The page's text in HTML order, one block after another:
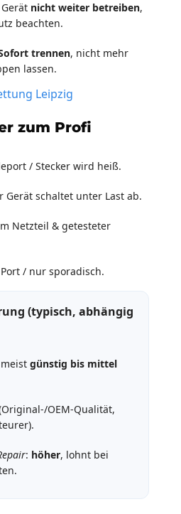
nicht weiter betreiben,
beachten.
trennen, nicht mehr
lassen.
Leipzig
zum Profi
/ Stecker wird heiß.
Gerät schaltet unter Last ab.
Netzteil & getesteter
/ nur sporadisch.
(typisch, abhängig
günstig bis mittel
OEM-Qualität,
: höher, lohnt bei